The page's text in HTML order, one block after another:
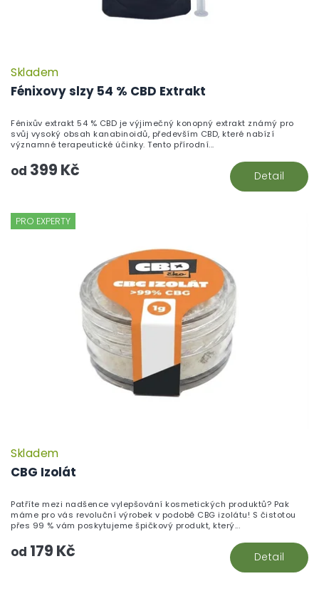
Fénixovy slzy 54 % CBD Extrakt
Skladem
od 399 Kč Detail
Fénixův extrakt 54 % CBD je výjimečný konopný extrakt známý pro
svůj vysoký obsah kanabinoidů, především CBD, které nabízí
významné terapeutické účinky. Tento přírodní...
PRO EXPERTY
CBG Izolát
Skladem
od 179 Kč Detail
Patříte mezi nadšence vylepšování kosmetických produktů? Pak
máme pro vás revoluční výrobek v podobě CBG izolátu! S čistotou
přes 99 % vám poskytujeme špičkový produkt, který...